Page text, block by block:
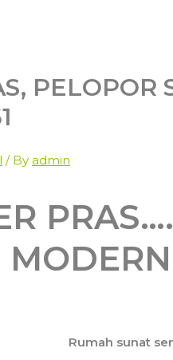
/ By admin
Rumah sunat